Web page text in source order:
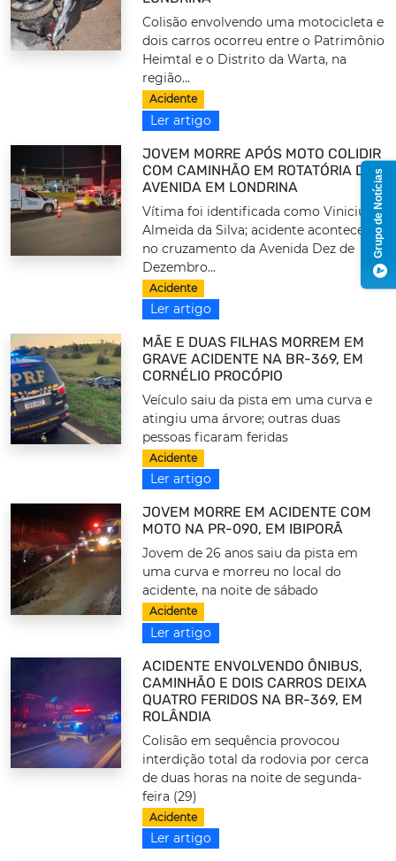
Colisão envolvendo uma motocicleta e
dois carros ocorreu entre o Patrimônio
Heimtal e o Distrito da Warta, na
região...
Acidente
Ler artigo
JOVEM MORRE APÓS MOTO COLIDIR
COM CAMINHÃO EM ROTATÓRIA DE
AVENIDA EM LONDRINA
Vítima foi identificada como Vinicius
Almeida da Silva; acidente aconteceu
no cruzamento da Avenida Dez de
Dezembro...
Acidente
Ler artigo
MÃE E DUAS FILHAS MORREM EM
GRAVE ACIDENTE NA BR-369, EM
CORNÉLIO PROCÓPIO
Veículo saiu da pista em uma curva e
atingiu uma árvore; outras duas
pessoas ficaram feridas
Acidente
Ler artigo
JOVEM MORRE EM ACIDENTE COM
MOTO NA PR-090, EM IBIPORÃ
Jovem de 26 anos saiu da pista em
uma curva e morreu no local do
acidente, na noite de sábado
Acidente
Ler artigo
ACIDENTE ENVOLVENDO ÔNIBUS,
CAMINHÃO E DOIS CARROS DEIXA
QUATRO FERIDOS NA BR-369, EM
ROLÂNDIA
Colisão em sequência provocou
interdição total da rodovia por cerca
de duas horas na noite de segunda-
feira (29)
Acidente
Ler artigo
Grupo de Notícias